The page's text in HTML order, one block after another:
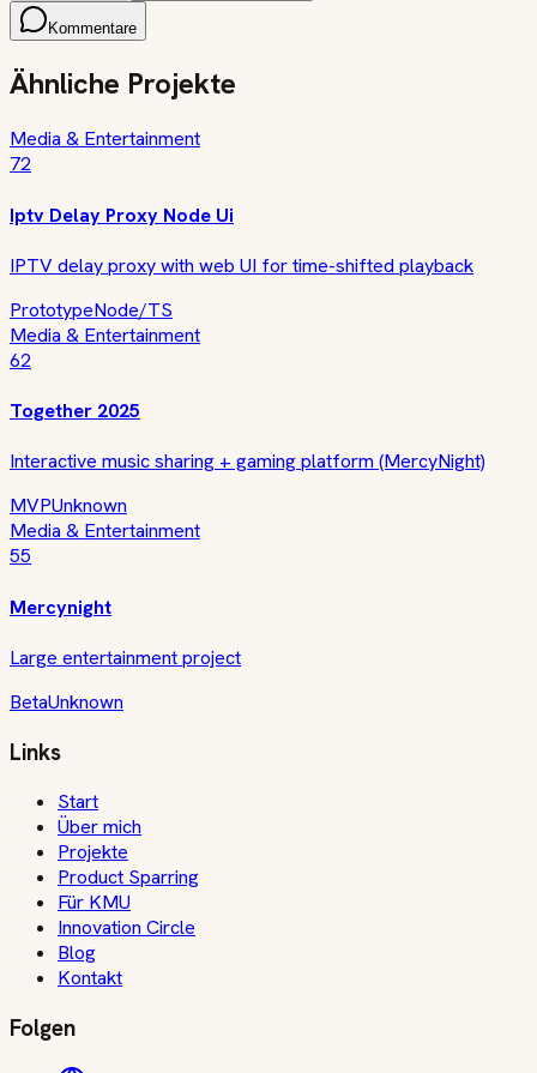
Kommentare
Ähnliche Projekte
Media & Entertainment
72
Iptv Delay Proxy Node Ui
IPTV delay proxy with web UI for time-shifted playback
PrototypeNode/TS
Media & Entertainment
62
Together 2025
Interactive music sharing + gaming platform (MercyNight)
MVPUnknown
Media & Entertainment
55
Mercynight
Large entertainment project
BetaUnknown
Links
Start
Über mich
Projekte
Product Sparring
Für KMU
Innovation Circle
Blog
Kontakt
Folgen